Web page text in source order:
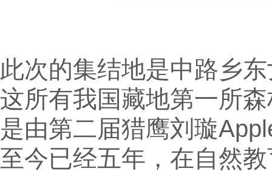
此次的集结地是中路乡
这所有我国藏地第一所
是由第二届猎鹰刘璇
至今已经五年，在自然